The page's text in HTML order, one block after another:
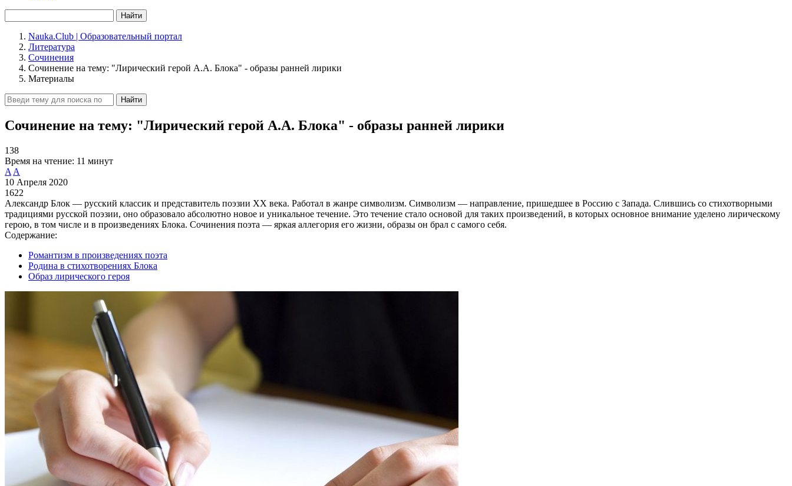
Найти
Nauka.Club | Образовательный портал
Литература
Сочинения
Сочинение на тему: "Лирический герой А.А. Блока" - образы ранней лирики
Материалы
Найти
Сочинение на тему: "Лирический герой А.А. Блока" - образы ранней лирики
138
Время на чтение: 11 минут
A A
10 Апреля 2020
1622
Александр Блок — русский классик и представитель поэзии ХХ века. Работал в жанре символизм. Символизм — направление, пришедшее в Россию с Запада. Слившись со стихотворными
традициями русской поэзии, оно образовало абсолютно новое и уникальное течение. Это течение стало основой для таких произведений, в которых основное внимание уделено лирическому
герою, в том числе и в произведениях Блока. Сочинения поэта — яркая аллегория его жизни, образы он брал с самого себя.
Содержание:
Романтизм в произведениях поэта
Родина в стихотворениях Блока
Образ лирического героя